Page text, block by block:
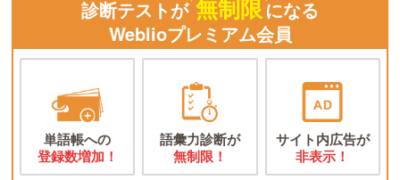
診断テストが 無制限になる
Weblioプレミアム会員
単語帳への
登録数増加！
語彙力診断が
無制限！
サイト内広告が
非表示！